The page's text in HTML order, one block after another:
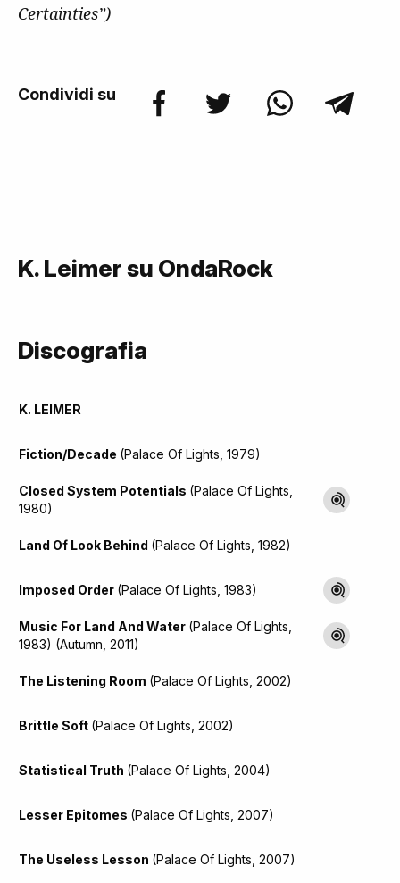
Certainties”)
Condividi su
K. Leimer su OndaRock
Discografia
K. LEIMER
Fiction/Decade (Palace Of Lights, 1979)
Closed System Potentials (Palace Of Lights,
1980)
Land Of Look Behind (Palace Of Lights, 1982)
Imposed Order (Palace Of Lights, 1983)
Music For Land And Water (Palace Of Lights,
1983) (Autumn, 2011)
The Listening Room (Palace Of Lights, 2002)
Brittle Soft (Palace Of Lights, 2002)
Statistical Truth (Palace Of Lights, 2004)
Lesser Epitomes (Palace Of Lights, 2007)
The Useless Lesson (Palace Of Lights, 2007)